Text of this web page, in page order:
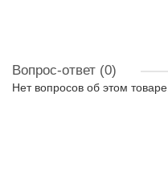
Вопрос-ответ (0)
Нет вопросов об этом товаре.